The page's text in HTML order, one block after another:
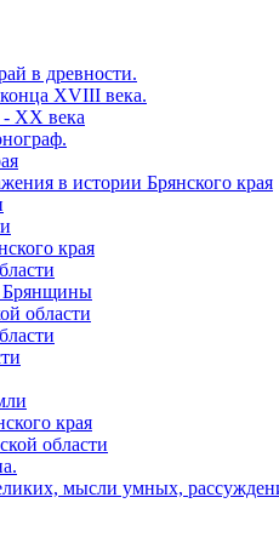
в древности.
XVIII века.
XX века
в истории Брянского края
края
Брянщины
области
края
области
мысли умных,